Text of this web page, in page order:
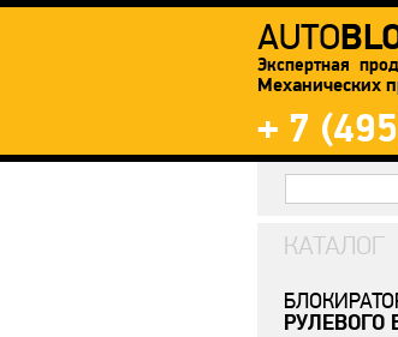
AUTO
Экспертная
Механических
+ 7
КАТАЛОГ
РУЛЕВОГО